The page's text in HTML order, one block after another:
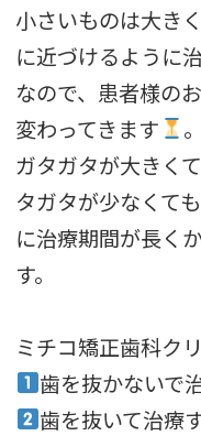
小さいものは大き
に近づけるように
なので、患者様の
変わってきます
。
ガタガタが大きく
タガタが少なくて
に治療期間が長く
す。
ミチコ矯正歯科ク
歯を抜かないで
歯を抜いて治療